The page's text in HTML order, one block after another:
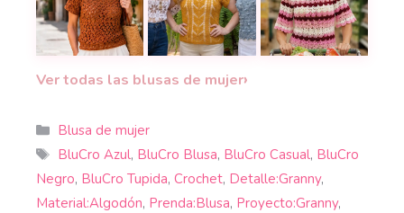
La blusa Lisboa a crochet que hace ver elegante
30 blusas románticas a crochet
La blusa Dulzura
Ver todas las blusas de mujer›
Categorías
Blusa de mujer
Etiquetas
BluCro Azul, BluCro Blusa, BluCro Casual, BluCro
Negro, BluCro Tupida, Crochet, Detalle:Granny,
Material:Algodón, Prenda:Blusa, Proyecto:Granny,